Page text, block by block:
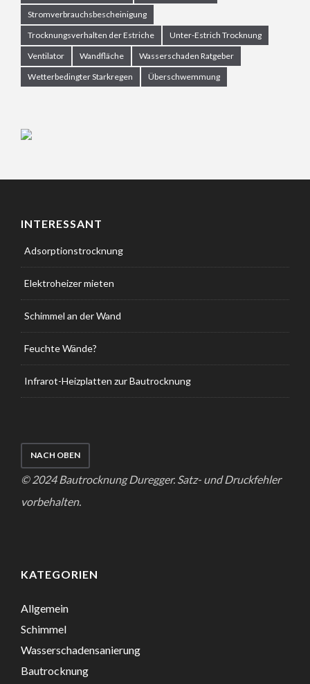
Stromverbrauchsbescheinigung
Trocknungsverhalten der Estriche
Unter-Estrich Trocknung
Ventilator
Wandfläche
Wasserschaden Ratgeber
Wetterbedingter Starkregen
Überschwemmung
INTERESSANT
Adsorptionstrocknung
Elektroheizer mieten
Schimmel an der Wand
Feuchte Wände?
Infrarot-Heizplatten zur Bautrocknung
NACH OBEN
© 2024 Bautrocknung Duregger. Satz- und Druckfehler
vorbehalten.
KATEGORIEN
Allgemein
Schimmel
Wasserschadensanierung
Bautrocknung